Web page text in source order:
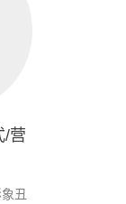
/营
丑